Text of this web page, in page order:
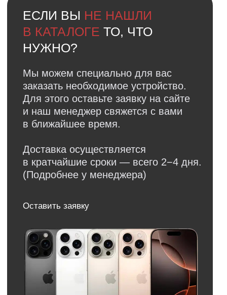
Нужна консультация?
Обратная связь
Оставьте заявку и мы свяжемся
с вами в ближайшее время